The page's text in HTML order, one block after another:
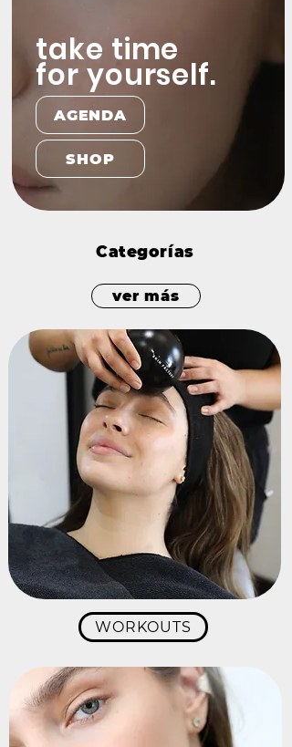
take time
for yourself.
AGENDA
SHOP
Categorías
ver más
WORKOUTS